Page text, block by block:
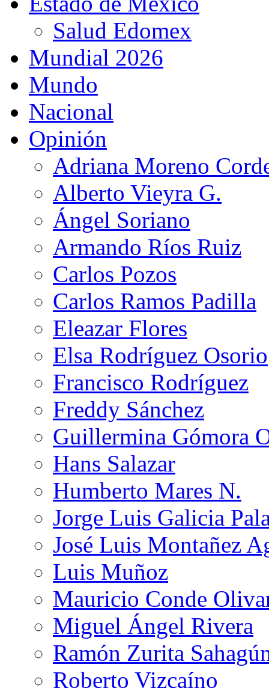
Salud Edomex
Mundial 2026
Mundo
Nacional
Opinión
Adriana Moreno
Alberto Vieyra G.
Ángel Soriano
Armando Ríos Ruiz
Carlos Pozos
Carlos Ramos Padilla
Eleazar Flores
Elsa Rodríguez Osorio
Francisco Rodríguez
Freddy Sánchez
Guillermina Gómora
Hans Salazar
Humberto Mares N.
Jorge Luis Galicia
José Luis Montañez
Luis Muñoz
Mauricio Conde
Miguel Ángel Rivera
Ramón Zurita
Roberto Vizcaíno